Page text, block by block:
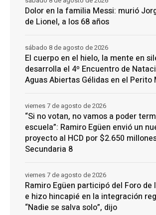
Dolor en la familia Messi: murió
de Lionel, a los 68 años
El cuerpo en el hielo, la mente en
desarrolla el 4º Encuentro de
Aguas Abiertas Gélidas en el Perito
sábado 8 de agosto de 2026
“Si no votan, no vamos a poder
escuela”: Ramiro Egüen envió un
proyecto al HCD por $2.650
Secundaria 8
viernes 7 de agosto de 2026
Ramiro Egüen participó del Foro de
e hizo hincapié en la integración
“Nadie se salva solo”, dijo
viernes 7 de agosto de 2026